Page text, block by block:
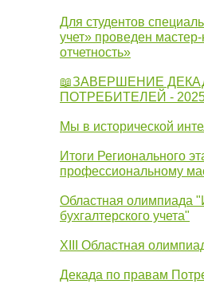
Для студентов
учет» проведен
отчетность»
📖ЗАВЕРШЕНИЕ
ПОТРЕБИТЕЛЕЙ -
Мы в исторической
Итоги Регионального
профессиональному
Областная олимпиада
бухгалтерского учета"
XIII Областная
Декада по правам